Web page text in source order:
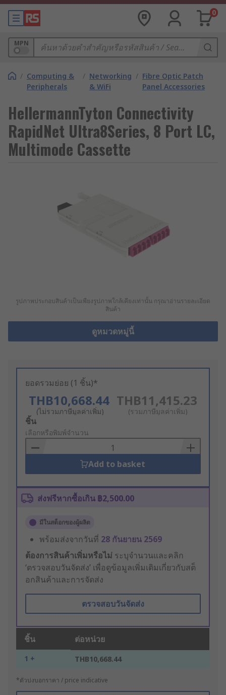
0
MPN
/ Computing &
Peripherals
/ Networking
& WiFi
/ Fibre Optic Patch
Panel Accessories
HellermannTyton Connectivity
RapidNet Ultra8Series, 8 Port LC,
Multimode Cassette
รูปภาพประกอบสินค้าเป็นเพียงรูปภาพใกล้เคียงเท่านั้น กรุณาอ่านรายละเอียด
สินค้า
ดูหมวดหมู่นี้
ยอดรวมย่อย (1 ชิ้น)*
THB10,668.44
(ไม่รวมภาษีมูลค่าเพิ่ม)
THB11,415.23
(รวมภาษีมูลค่าเพิ่ม)
Add
to
Basket
ชิ้น
เลือกหรือพิมพ์จำนวน
Add to basket
ส่งฟรีหากซื้อเกิน ฿2,500.00
มีในสต็อกของผู้ผลิต
พร้อมส่งจากวันที่ 28 กันยายน 2569
ต้องการสินค้าเพิ่มหรือไม่ ระบุจำนวนและคลิก
‘ตรวจสอบวันจัดส่ง’ เพื่อดูข้อมูลเพิ่มเติมเกี่ยวกับสต็
อกสินค้าและการจัดส่ง
ตรวจสอบวันจัดส่ง
ชิ้น ต่อหน่วย
1 + THB10,668.44
*ตัวบ่งบอกราคา / price indicative